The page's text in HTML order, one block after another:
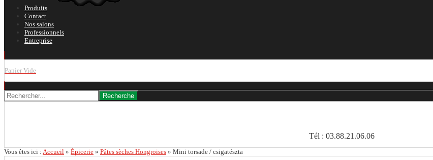
Produits
Contact
Nos salons
Professionnels
Entreprise
Panier Vide
Tél : 03.88.21.06.06
Vous êtes ici : Accueil » Épicerie » Pâtes sèches Hongroises » Mini torsade / csigatészta